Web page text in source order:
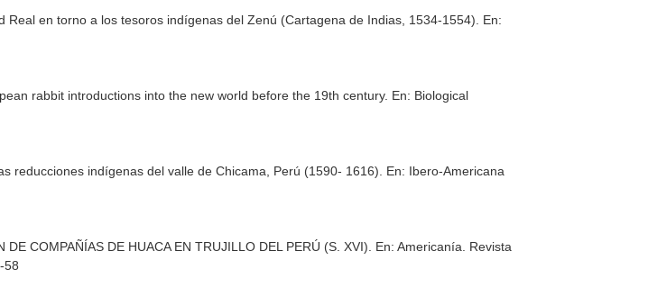
en torno a los tesoros indígenas del Zenú (Cartagena de Indias, 1534-1554). En:
rabbit introductions into the new world before the 19th century. En: Biological
reducciones indígenas del valle de Chicama, Perú (1590- 1616). En: Ibero-Americana
COMPAÑÍAS DE HUACA EN TRUJILLO DEL PERÚ (S. XVI). En: Americanía. Revista
58